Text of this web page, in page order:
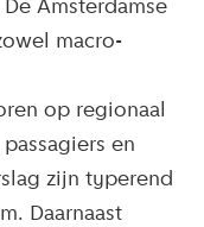
Amsterdamse
macro-
op regionaal
en
zijn typerend
Daarnaast